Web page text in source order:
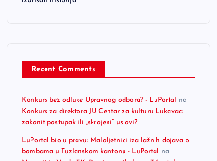
Recent Comments
Konkurs bez odluke Upravnog odbora? - LuPortal
na
Konkurs za direktora JU Centar za kulturu Lukavac:
zakonit postupak ili „skrojeni“ uslovi?
LuPortal bio u pravu: Maloljetnici iza lažnih dojava o
bombama u Tuzlanskom kantonu - LuPortal
na